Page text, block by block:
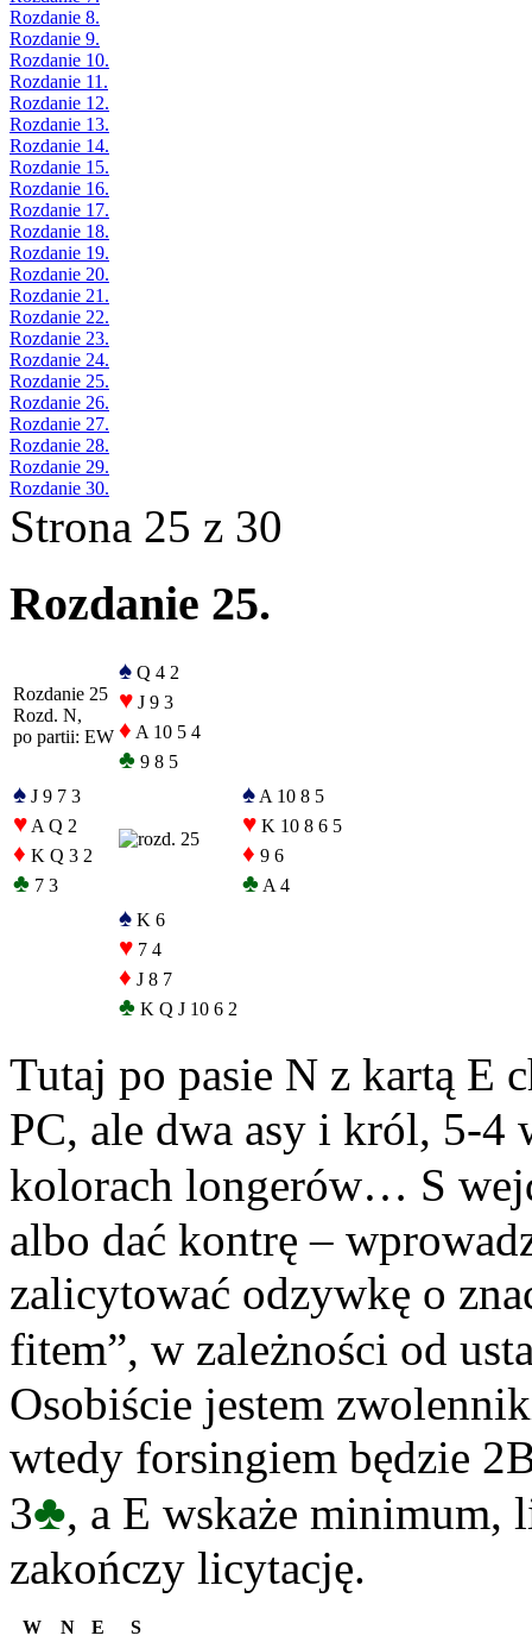
Rozdanie 8.
Rozdanie 9.
Rozdanie 10.
Rozdanie 11.
Rozdanie 12.
Rozdanie 13.
Rozdanie 14.
Rozdanie 15.
Rozdanie 16.
Rozdanie 17.
Rozdanie 18.
Rozdanie 19.
Rozdanie 20.
Rozdanie 21.
Rozdanie 22.
Rozdanie 23.
Rozdanie 24.
Rozdanie 25.
Rozdanie 26.
Rozdanie 27.
Rozdanie 28.
Rozdanie 29.
Rozdanie 30.
Strona 25 z 30
Rozdanie 25.
Rozdanie 25
Rozd. N,
po partii: EW
♠ Q 4 2
♥ J 9 3
♦ A 10 5 4
♣ 9 8 5
♠ J 9 7 3
♥ A Q 2
♦ K Q 3 2
♣ 7 3
♠ A 10 8 5
♥ K 10 8 6 5
♦ 9 6
♣ A 4
♠ K 6
♥ 7 4
♦ J 8 7
♣ K Q J 10 6 2
Tutaj po pasie N z kartą E
PC, ale dwa asy i król, 5-
kolorach longerów… S
albo dać kontrę –
zalicytować odzywkę o
fitem”, w zależności od
Osobiście jestem
wtedy forsingiem będzie
3♣, a E wskaże minimum,
zakończy licytację.
W N E
S